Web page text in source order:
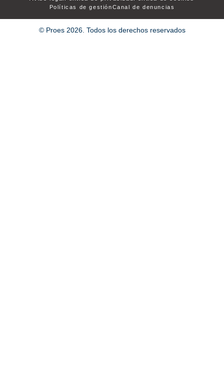
Políticas de gestiónCanal de denuncias
© Proes 2026. Todos los derechos reservados